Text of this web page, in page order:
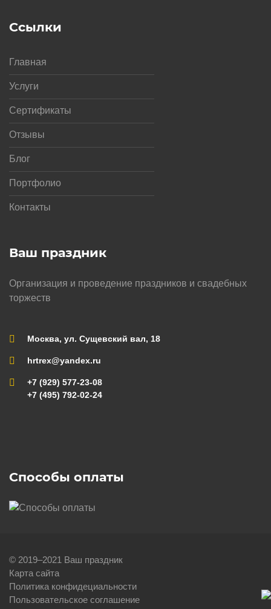
Ваш праздник
Организация и проведение праздников и свадебных
торжеств
Москва, ул. Сущевский вал, 18
hrtrex@yandex.ru
+7 (929) 577-23-08
+7 (495) 792-02-24
Ссылки
Главная
Услуги
Сертификаты
Отзывы
Блог
Портфолио
Контакты
Способы оплаты
© 2019–2021 Ваш праздник
Карта сайта
Политика конфидециальности
Пользовательское соглашение